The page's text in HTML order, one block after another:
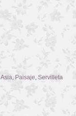
Asia, Paisaje, Servilleta